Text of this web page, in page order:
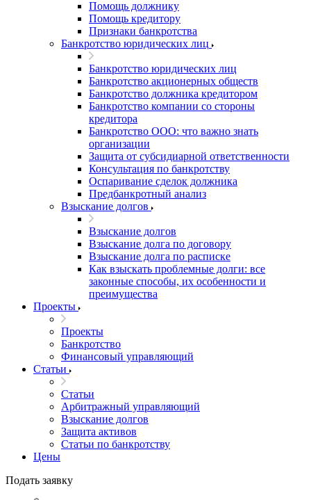
Помощь должнику
Помощь кредитору
Признаки банкротства
Банкротство юридических лиц
Банкротство юридических лиц
Банкротство акционерных обществ
Банкротство должника кредитором
Банкротство компании со стороны
кредитора
Банкротство ООО: что важно знать
организации
Защита от субсидиарной ответственности
Консультация по банкротству
Оспаривание сделок должника
Предбанкротный анализ
Взыскание долгов
Взыскание долгов
Взыскание долга по договору
Взыскание долга по расписке
Как взыскать проблемные долги: все
законные способы, их особенности и
преимущества
Проекты
Проекты
Банкротство
Финансовый управляющий
Статьи
Статьи
Арбитражный управляющий
Взыскание долгов
Защита активов
Статьи по банкротству
Цены
Подать заявку